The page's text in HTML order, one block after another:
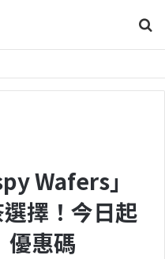
尋
Wafers」
擇！今日起
優惠碼